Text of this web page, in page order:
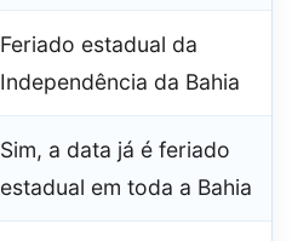
Feriado estadual da
Independência da Bahia
Sim, a data já é feriado
estadual em toda a Bahia